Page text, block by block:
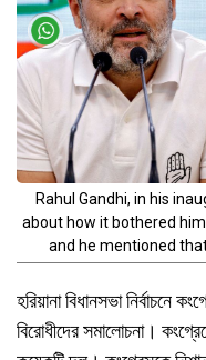
Rahul Gandhi, in his
about how it bothered
and he mentioned
হরিয়ানা বিধানসভা নির্বাচনে
বিরোধীদের সমালোচনা।